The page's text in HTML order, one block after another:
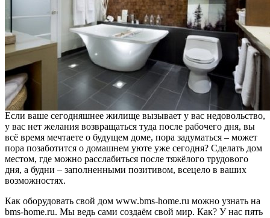
Если ваше сегодняшнее жилище вызывает у вас недовольство,
у вас нет желания возвращаться туда после рабочего дня, вы
всё время мечтаете о будущем доме, пора задуматься – может
пора позаботится о домашнем уюте уже сегодня? Сделать дом
местом, где можно расслабиться после тяжёлого трудового
дня, а будни – заполненными позитивом, всецело в ваших
возможностях.
Как оборудовать свой дом www.bms-home.ru можно узнать на
bms-home.ru. Мы ведь сами создаём свой мир. Как? У нас пять